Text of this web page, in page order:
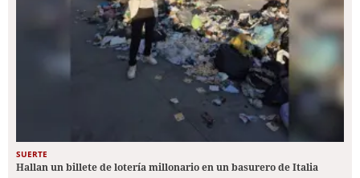
SUERTE
Hallan un billete de lotería millonario en un basurero de Italia